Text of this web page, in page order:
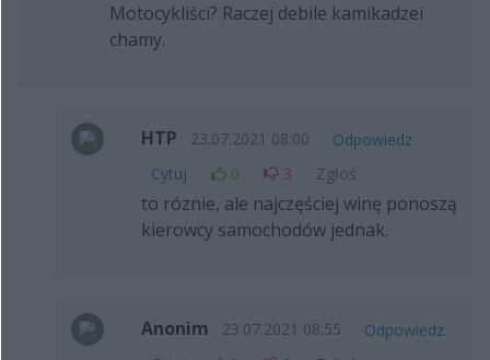
Motocykliści? Raczej debile kamikadzei
chamy.
HTP 23.07.2021 08:00
Odpowiedz
Cytuj
0 3 Zgłoś
to róznie, ale najczęściej winę ponoszą
kierowcy samochodów jednak.
Anonim 23.07.2021 08:55
Odpowiedz